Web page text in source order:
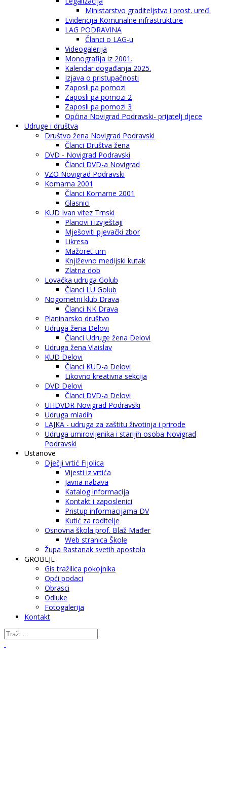
Ministarstvo graditeljstva i prost. uređ.
Evidencija Komunalne infrastrukture
LAG PODRAVINA
Članci o LAG-u
Videogalerija
Monografija iz 2001.
Kalendar događanja 2025.
Izjava o pristupačnosti
Zaposli pa pomozi
Zaposli pa pomozi 2
Zaposli pa pomozi 3
Općina Novigrad Podravski- prijatelj djece
Udruge i društva
Društvo žena Novigrad Podravski
Članci Društva žena
DVD - Novigrad Podravski
Članci DVD-a Novigrad
VZO Novigrad Podravski
Komarna 2001
Članci Komarne 2001
Glasnici
KUD Ivan vitez Trnski
Planovi i izvještaji
Mješoviti pjevački zbor
Likresa
Mažoret-tim
Književno medijski kutak
Zlatna dob
Lovačka udruga Golub
Članci LU Golub
Nogometni klub Drava
Članci NK Drava
Planinarsko društvo
Udruga žena Delovi
Članci Udruge žena Delovi
Udruga žena Vlaislav
KUD Delovi
Članci KUD-a Delovi
Likovno kreativna sekcija
DVD Delovi
Članci DVD-a Delovi
UHDVDR Novigrad Podravski
Udruga mladih
LAJKA - udruga za zaštitu životinja i prirode
Udruga umirovljenika i starijih osoba Novigrad
Podravski
Ustanove
Dječji vrtić Fijolica
Vijesti iz vrtića
Javna nabava
Katalog informacija
Kontakt i zaposlenici
Pristup informacijama DV
Kutić za roditelje
Osnovna škola prof. Blaž Mađer
Web stranica Škole
Župa Rastanak svetih apostola
GROBLJE
Gis tražilica pokojnika
Opći podaci
Obrasci
Odluke
Fotogalerija
Kontakt